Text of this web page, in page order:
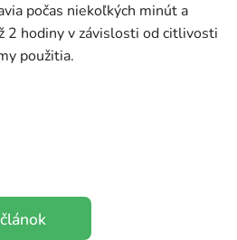
počas niekoľkých minút a
2 hodiny v závislosti od citlivosti
použitia.